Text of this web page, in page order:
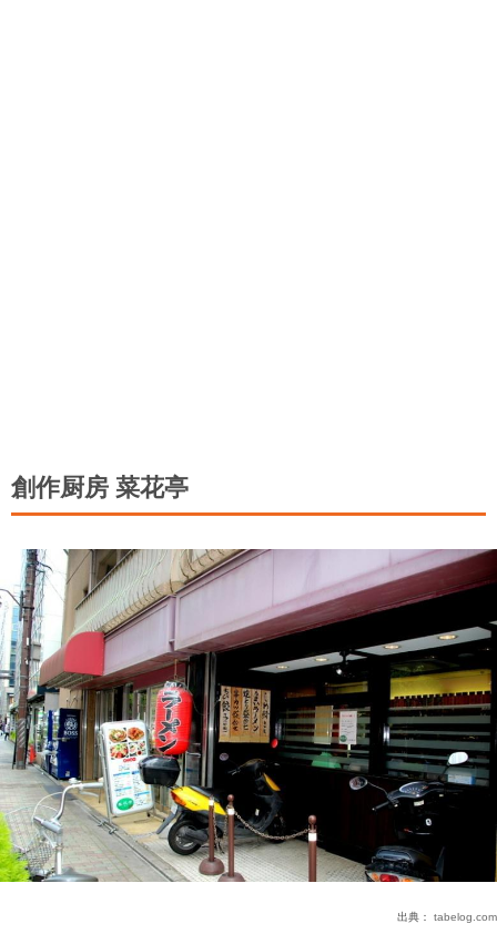
創作厨房 菜花亭
出典： tabelog.com